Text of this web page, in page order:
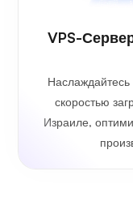
VPS-
Наслаждайтесь
скоростью
Израиле,